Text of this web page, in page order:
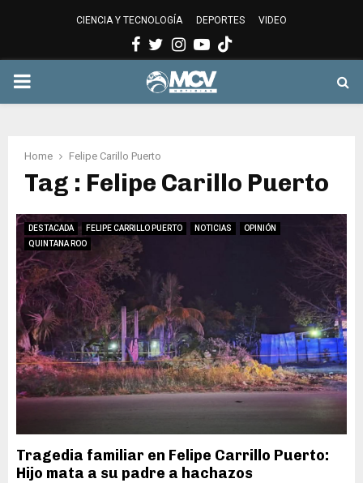
CIENCIA Y TECNOLOGÍA DEPORTES VIDEO
Facebook
Twitter
Instagram
Youtube
PRIMARY
Home Felipe Carillo Puerto
Tag : Felipe Carillo Puerto
DESTACADA FELIPE CARRILLO PUERTO NOTICIAS
OPINIÓN
QUINTANA ROO
Tragedia familiar en Felipe Carrillo Puerto:
Hijo mata a su padre a hachazos